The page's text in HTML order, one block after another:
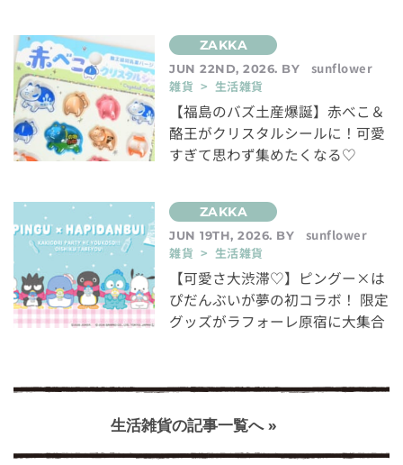
JUN 22ND, 2026. BY
sunflower
雑貨 > 生活雑貨
【福島のバズ土産爆誕】赤べこ＆
酪王がクリスタルシールに！可愛
すぎて思わず集めたくなる♡
JUN 19TH, 2026. BY
sunflower
雑貨 > 生活雑貨
【可愛さ大渋滞♡】ピングー×は
ぴだんぶいが夢の初コラボ！ 限定
グッズがラフォーレ原宿に大集合
生活雑貨の記事一覧へ »